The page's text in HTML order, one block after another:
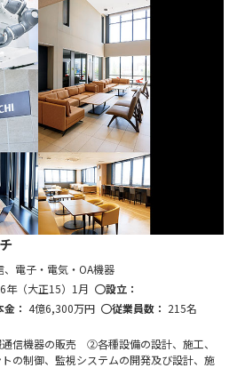
電子・電気・OA機器
年（大正15）1月
設立：
： 4億6,300万円 従業員数： 215名
信機器の販売 ②各種設備の設計、施工、
制御、監視システムの開発及び設計、施